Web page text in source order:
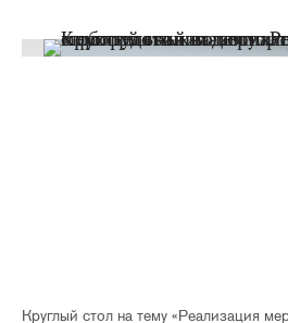
Круглый стол на тему «Реализация